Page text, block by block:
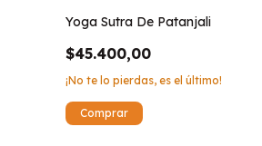
Yoga Sutra De Patanjali
$45.400,00
¡No te lo pierdas, es el último!